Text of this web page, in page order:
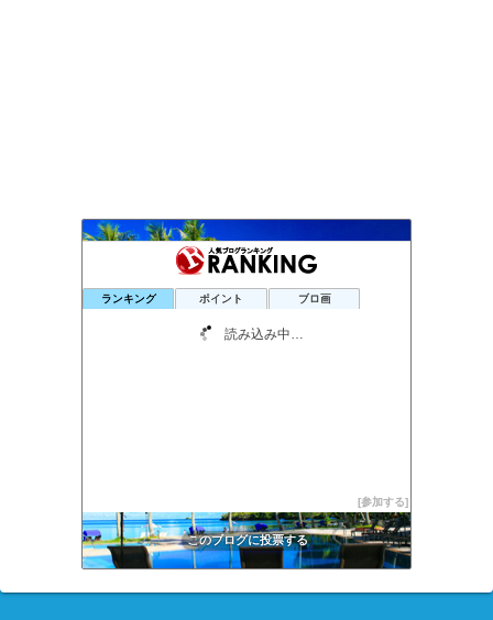
ランキング ポイント ブロ画
南紀白浜、甘露の湯『望海』若女将日記
52位 三代目若女将の宿帳
読んで癒し！下部温泉効能アップ！ホテル守田ぬるブロ
61位 一度は訪れてみたい憧れの湯宿に行くぞ
62位 かぶと湯便り
63位 湯けむり紀行
64位 激安ビジネスホテル予約！「宿検索」
このカテゴリを全て表示
参加する